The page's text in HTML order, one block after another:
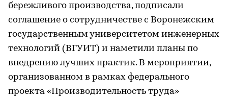
бережливого производства, подписали
соглашение о сотрудничестве с Воронежским
государственным университетом инженерных
технологий (ВГУИТ) и наметили планы по
внедрению лучших практик. В мероприятии,
организованном в рамках федерального
проекта «Производительность труда»